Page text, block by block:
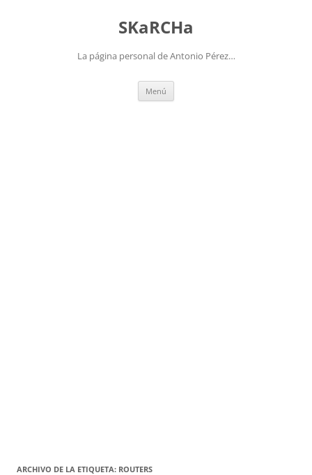
SKaRCHa
La página personal de Antonio Pérez…
Menú
ARCHIVO DE LA ETIQUETA: ROUTERS